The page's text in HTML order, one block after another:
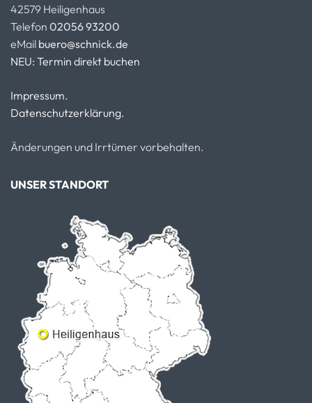
42579 Heiligenhaus
Telefon 02056 93200
eMail buero@schnick.de
NEU: Termin direkt buchen
Impressum.
Datenschutzerklärung.
Änderungen und Irrtümer vorbehalten.
UNSER STANDORT